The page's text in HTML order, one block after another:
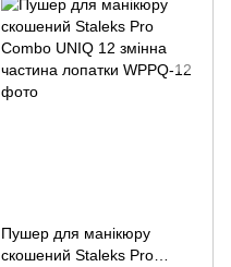
Пушер для манікюру
скошений Staleks Pro